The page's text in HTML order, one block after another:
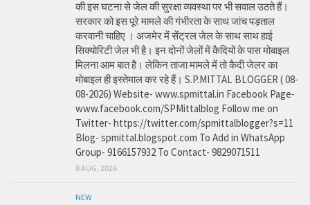
की इस घटना से जेल की सुरक्षा व्यवस्था पर भी सवाल उठते हैं।
सरकार को इस पूरे मामले की गंभीरता के साथ जांच पड़ताल
करवानी चाहिए । अजमेर में सेंट्रल जेल के साथ साथ हाई
सिक्योरिटी जेल भी है। इन दोनों जेलों में कैदियों के पास मोबाइल
मिलना आम बात है। लेकिन ताजा मामले में तो कैदी जेलर का
मोबाइल ही इस्तेमाल कर रहे हैं। S.P.MITTAL BLOGGER ( 08-
08-2026) Website- www.spmittal.in Facebook Page-
www.facebook.com/SPMittalblog Follow me on
Twitter- https://twitter.com/spmittalblogger?s=11
Blog- spmittal.blogspot.com To Add in WhatsApp
Group- 9166157932 To Contact- 9829071511
8 AUG, 2026
NEW